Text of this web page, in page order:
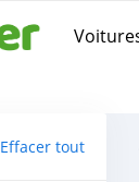
Effacer tout